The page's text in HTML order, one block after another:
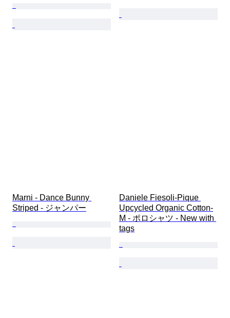
Marni - Dance Bunny
Striped - ジャンパー
Daniele Fiesoli-Pique
Upcycled Organic Cotton-
M - ポロシャツ - New with
tags